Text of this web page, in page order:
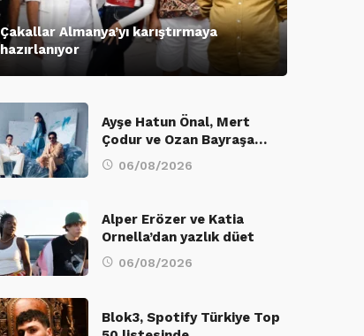
Çakallar Almanya’yı karıştırmaya
hazırlanıyor
Ayşe Hatun Önal, Mert
Çodur ve Ozan Bayraşa…
06/08/2026
Alper Erözer ve Katia
Ornella’dan yazlık düet
06/08/2026
Blok3, Spotify Türkiye Top